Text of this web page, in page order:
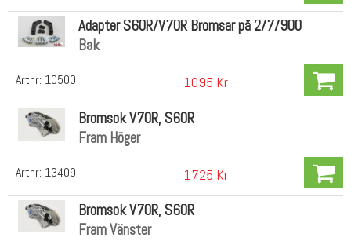
Artnr: 10500
Adapter S60R/V70R Bromsar på 2/7/900
Bak
1095 Kr
Artnr: 13409
Bromsok V70R, S60R
Fram Höger
1725 Kr
Bromsok V70R, S60R
Fram Vänster